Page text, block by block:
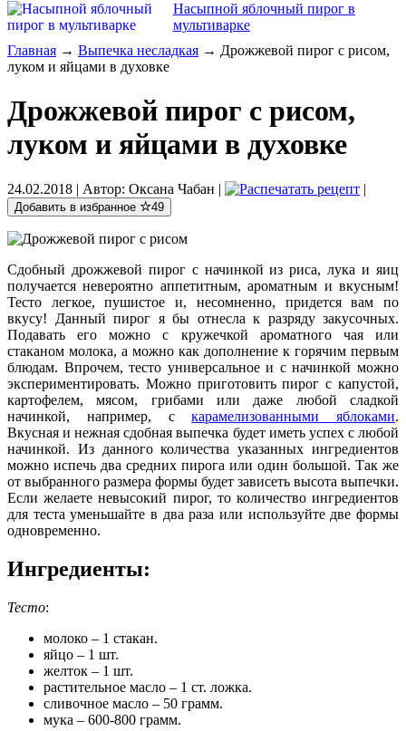
Насыпной яблочный пирог в
мультиварке
Главная → Выпечка несладкая → Дрожжевой пирог с рисом,
луком и яйцами в духовке
Дрожжевой пирог с рисом,
луком и яйцами в духовке
24.02.2018 | Автор: Оксана Чабан | |
Добавить в избранное 49
Сдобный дрожжевой пирог с начинкой из риса, лука и яиц
получается невероятно аппетитным, ароматным и вкусным!
Тесто легкое, пушистое и, несомненно, придется вам по
вкусу! Данный пирог я бы отнесла к разряду закусочных.
Подавать его можно с кружечкой ароматного чая или
стаканом молока, а можно как дополнение к горячим первым
блюдам. Впрочем, тесто универсальное и с начинкой можно
экспериментировать. Можно приготовить пирог с капустой,
картофелем, мясом, грибами или даже любой сладкой
начинкой, например, скарамелизованными яблоками.
Вкусная и нежная сдобная выпечка будет иметь успех с любой
начинкой. Из данного количества указанных ингредиентов
можно испечь два средних пирога или один большой. Так же
от выбранного размера формы будет зависеть высота выпечки.
Если желаете невысокий пирог, то количество ингредиентов
для теста уменьшайте в два раза или используйте две формы
одновременно.
Ингредиенты:
Тесто:
молоко – 1 стакан.
яйцо – 1 шт.
желток – 1 шт.
растительное масло – 1 ст. ложка.
сливочное масло – 50 грамм.
мука – 600-800 грамм.